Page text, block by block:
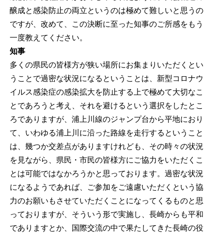
醸成と感染防止の両立というのは極めて難しいと思うの
ですが、改めて、この決断に至った知事のご所感をもう
一度教えてください。
知事
多くの県民の皆様方が狭い場所にお集まりいただくとい
うことで過密な状況になるということは、新型コロナウ
イルス感染症の感染拡大を防止する上で極めて大切なこ
とであろうと考え、それを避けるという選択をしたとこ
ろでありますが、浦上川線のジャンプ台から平地におり
て、いわゆる浦上川に沿った路線を走行するということ
は、幾つか交差点がありますけれども、その時々の状況
を見ながら、県民・市民の皆様方にご協力をいただくこ
とは可能ではなかろうかと思っております。過密な状況
になるようであれば、ご参加をご遠慮いただくという協
力のお願いもさせていただくことになってくるものと思
っておりますが、そういう形で実施し、長崎からも平和
でありますとか、国際交流の中で果たしてきた長崎の役